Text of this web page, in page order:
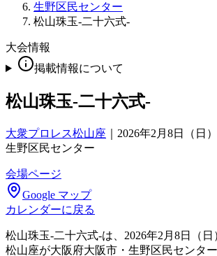
生野区民センター
松山珠玉-二十六式-
大会情報
掲載情報について
松山珠玉-二十六式-
大衆プロレス松山座
2026年2月8日（日
生野区民センター
会場ページ
Google マップ
カレンダーに戻る
松山珠玉-二十六式-は、2026年2月8日（
松山座が大阪府大阪市・生野区民センタ